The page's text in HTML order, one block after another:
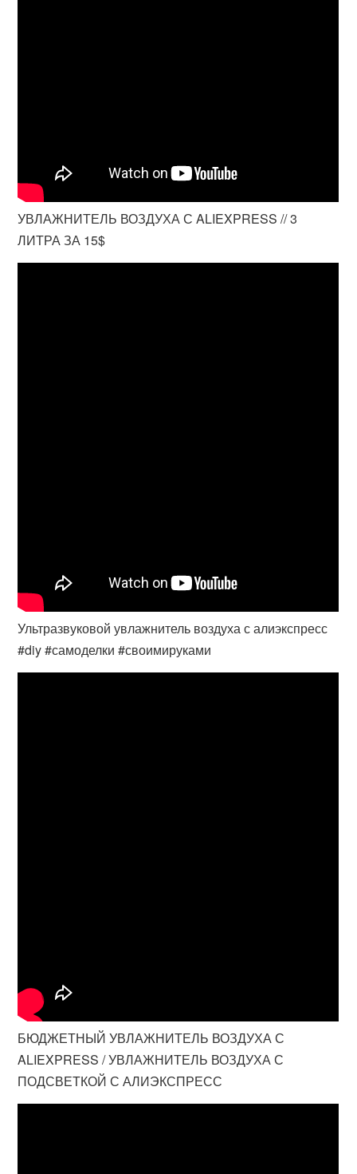
УВЛАЖНИТЕЛЬ ВОЗДУХА С ALIEXPRESS // 3
ЛИТРА ЗА 15$
Ультразвуковой увлажнитель воздуха с алиэкспресс
#diy #самоделки #своимируками
БЮДЖЕТНЫЙ УВЛАЖНИТЕЛЬ ВОЗДУХА С
ALIEXPRESS / УВЛАЖНИТЕЛЬ ВОЗДУХА С
ПОДСВЕТКОЙ С АЛИЭКСПРЕСС